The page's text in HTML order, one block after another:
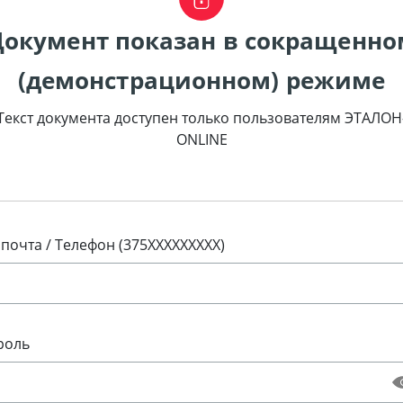
показан в
(демонстрационном) режиме
документа доступен только пользователям
ONLINE
/ Телефон (375XXXXXXXXX)